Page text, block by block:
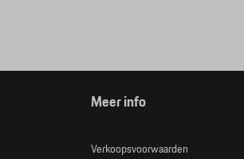
Meer info
Verkoopsvoorwaarden